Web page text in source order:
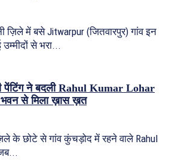
ज़िले में बसे Jitwarpur (जितवारपुर) गांव इन
से भरा...
पेंटिंग ने बदली Rahul Kumar Lohar
भवन से मिला ख़ास ख़त
के छोटे से गांव कुंचड़ोद में रहने वाले Rahul